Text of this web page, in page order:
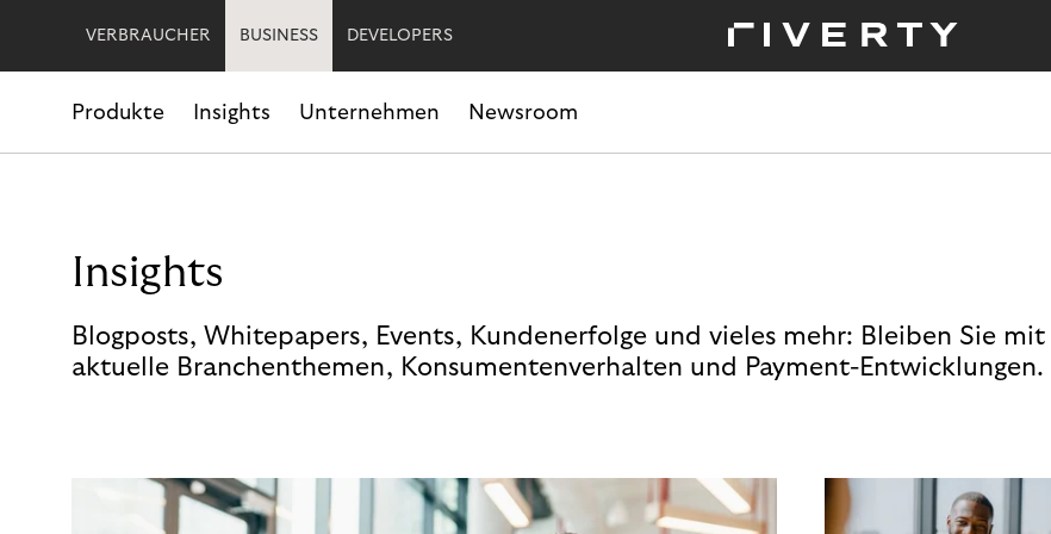
VERBRAUCHER BUSINESS DEVELOPERS
Produkte Insights Unternehmen Newsroom
Insights
Blogposts, Whitepapers, Events, Kundenerfolge und vieles mehr: Bleiben Sie
aktuelle Branchenthemen, Konsumentenverhalten und Payment-Entwicklungen.